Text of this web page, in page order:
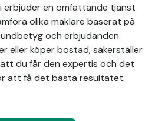
erbjuder en omfattande tjänst
olika mäklare baserat på
och erbjudanden.
eller köper bostad, säkerställer
att du får den expertis och det
att få det bästa resultatet.